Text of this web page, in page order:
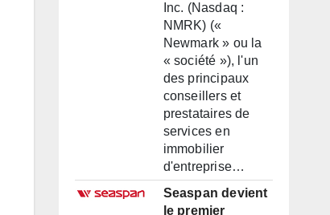
Inc. (Nasdaq :
NMRK) («
Newmark » ou la
« société »), l'un
des principaux
conseillers et
prestataires de
services en
immobilier
d'entreprise…
Seaspan devient
le premier